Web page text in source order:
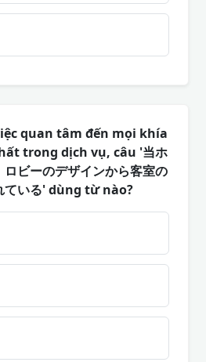
quan tâm đến mọi khía
trong dịch vụ, câu '当ホ
ビーのデザインから客室の
いる' dùng từ nào?